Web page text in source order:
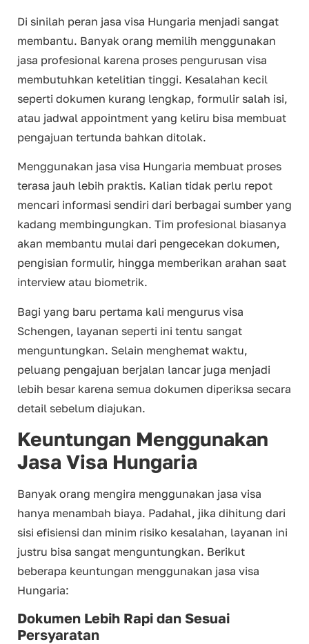
Di sinilah peran jasa visa Hungaria menjadi sangat
membantu. Banyak orang memilih menggunakan
jasa profesional karena proses pengurusan visa
membutuhkan ketelitian tinggi. Kesalahan kecil
seperti dokumen kurang lengkap, formulir salah isi,
atau jadwal appointment yang keliru bisa membuat
pengajuan tertunda bahkan ditolak.
Menggunakan jasa visa Hungaria membuat proses
terasa jauh lebih praktis. Kalian tidak perlu repot
mencari informasi sendiri dari berbagai sumber yang
kadang membingungkan. Tim profesional biasanya
akan membantu mulai dari pengecekan dokumen,
pengisian formulir, hingga memberikan arahan saat
interview atau biometrik.
Bagi yang baru pertama kali mengurus visa
Schengen, layanan seperti ini tentu sangat
menguntungkan. Selain menghemat waktu,
peluang pengajuan berjalan lancar juga menjadi
lebih besar karena semua dokumen diperiksa secara
detail sebelum diajukan.
Keuntungan Menggunakan
Jasa Visa Hungaria
Banyak orang mengira menggunakan jasa visa
hanya menambah biaya. Padahal, jika dihitung dari
sisi efisiensi dan minim risiko kesalahan, layanan ini
justru bisa sangat menguntungkan. Berikut
beberapa keuntungan menggunakan jasa visa
Hungaria:
Dokumen Lebih Rapi dan Sesuai
Persyaratan